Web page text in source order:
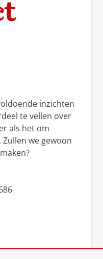
inzichten
te vellen over
als het om
we gewoon